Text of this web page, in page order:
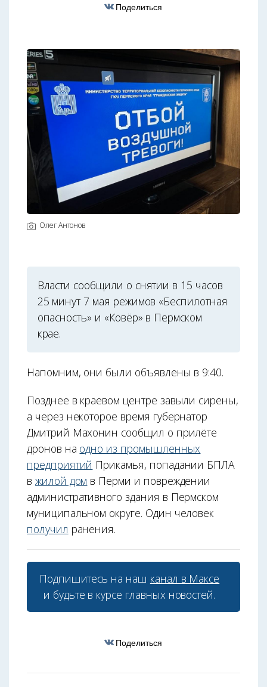
Поделиться
Олег Антонов
Власти сообщили о снятии в 15 часов
25 минут 7 мая режимов «Беспилотная
опасность» и «Ковёр» в Пермском
крае.
Напомним, они были объявлены в 9:40.
Позднее в краевом центре завыли сирены,
а через некоторое время губернатор
Дмитрий Махонин сообщил о прилёте
дронов на одно из промышленных
предприятий Прикамья, попадании БПЛА
в жилой дом в Перми и повреждении
административного здания в Пермском
муниципальном округе. Один человек
получил ранения.
Подпишитесь на наш канал в Максе
и будьте в курсе главных новостей.
Поделиться